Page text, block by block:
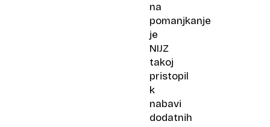
na
pomanjkanje
je
NIJZ
takoj
pristopil
k
nabavi
dodatnih